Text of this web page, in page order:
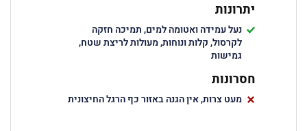
יתרונות
נעל עמידה ואטומה למים, תמיכה חזקה
לקרסול, קלות ונוחות, מעולות לריצת שטח,
גמישות
חסרונות
מעט צרות, אין הגנה באזור כף הרגל החיצונית